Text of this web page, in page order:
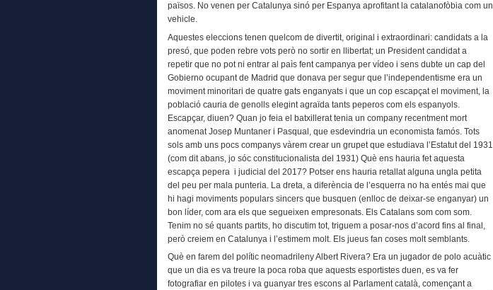
països. No venen per Catalunya sinó per Espanya aprofitant la catalanofòbia com un
vehicle.
Aquestes eleccions tenen quelcom de divertit, original i extraordinari: candidats a la
presó, que poden rebre vots però no sortir en llibertat; un President candidat a
repetir que no pot ni entrar al paìs fent campanya per vídeo i sens dubte un cap del
Gobierno ocupant de Madrid que donava per segur que l’independentisme era un
moviment minoritari de quatre gats enganyats i que un cop escapçat el moviment, la
població cauria de genolls elegint agraïda tants peperos com els espanyols.
Escapçar, diuen? Quan jo feia el batxillerat tenia un company recentment mort
anomenat Josep Muntaner i Pasqual, que esdevindria un economista famós. Tots
sols amb uns pocs companys vàrem crear un grupet que estudiava l’Estatut del 1931
(com dit abans, jo sóc constitucionalista del 1931) Què ens hauria fet aquesta
escapça pepera i judicial del 2017? Potser ens hauria retallat alguna ungla petita
del peu per mala punteria. La dreta, a diferència de l’esquerra no ha entés mai que
hi hagi moviments populars sincers que busquen (enlloc de deixar-se enganyar) un
bon líder, com ara els que segueixen empresonats. Els Catalans som com som.
Tenim no sé quants partits, ho discutim tot, triguem a posar-nos d’acord fins al final,
però creiem en Catalunya i l’estimem molt. Els jueus fan coses molt semblants.
Què en farem del polític neomadrileny Albert Rivera? Era un jugador de polo acuàtic
que un dia es va treure la poca roba que aquests esportistes duen, es va fer
fotografiar en pilotes i va guanyar tres escons al Parlament català, començant a